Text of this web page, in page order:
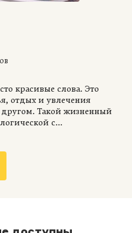
красивые слова. Это
отдых и увлечения
Такой жизненный
с...